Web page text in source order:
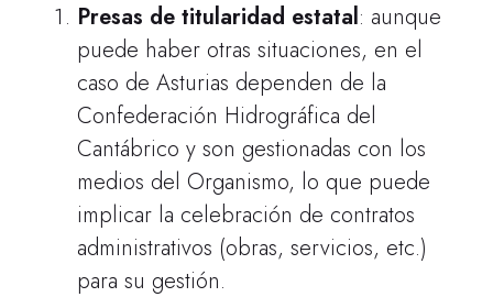
Presas de titularidad estatal: aunque
puede haber otras situaciones, en el
caso de Asturias dependen de la
Confederación Hidrográfica del
Cantábrico y son gestionadas con los
medios del Organismo, lo que puede
implicar la celebración de contratos
administrativos (obras, servicios, etc.)
para su gestión.